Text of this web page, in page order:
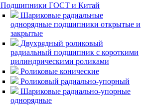
Подшипники ГОСТ и Китай
Шариковые радиальные
однорядные подшипники открытые и
закрытые
Двухрядный роликовый
радиальный подшипник с короткими
цилиндрическими роликами
Роликовые конические
Роликовый радиально-упорный
Шариковые радиально-упорные
однорядные